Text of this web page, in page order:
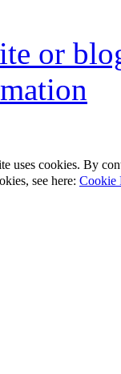
or
uses cookies. By
see here: Cookie